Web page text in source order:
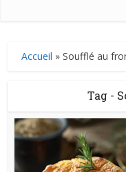
Accueil »Soufflé au
Tag -